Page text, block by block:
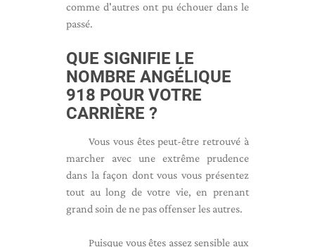
comme d'autres ont pu échouer dans le
passé.
QUE SIGNIFIE LE
NOMBRE ANGÉLIQUE
918 POUR VOTRE
CARRIÈRE ?
Vous vous êtes peut-être retrouvé à
marcher avec une extrême prudence
dans la façon dont vous vous présentez
tout au long de votre vie, en prenant
grand soin de ne pas offenser les autres.
Puisque vous êtes assez sensible aux